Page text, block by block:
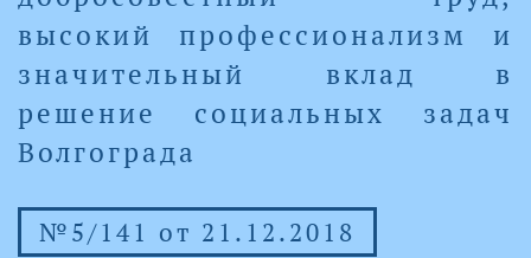
высокий профессионализм и
значительный вклад в
решение социальных задач
Волгограда
№5/141 от 21.12.2018